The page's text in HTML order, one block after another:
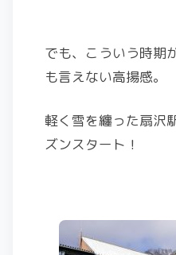
でも、こういう時期
も言えない高揚感。
軽く雪を纏った扇沢
ズンスタート！